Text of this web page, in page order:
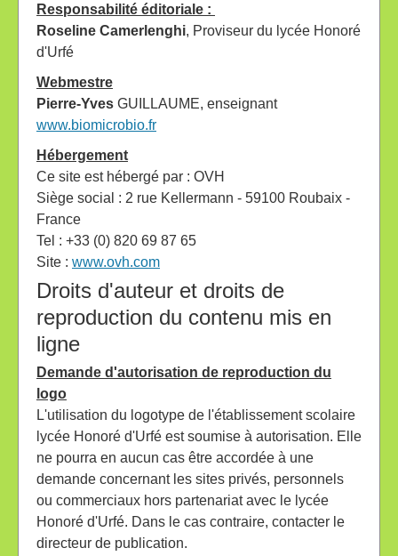
Responsabilité éditoriale :
Roseline Camerlenghi, Proviseur du lycée Honoré
d'Urfé
Webmestre
Pierre-Yves GUILLAUME, enseignant
www.biomicrobio.fr
Hébergement
Ce site est hébergé par : OVH
Siège social : 2 rue Kellermann - 59100 Roubaix -
France
Tel : +33 (0) 820 69 87 65
Site : www.ovh.com
Droits d'auteur et droits de
reproduction du contenu mis en
ligne
Demande d'autorisation de reproduction du
logo
L'utilisation du logotype de l'établissement scolaire
lycée Honoré d'Urfé est soumise à autorisation. Elle
ne pourra en aucun cas être accordée à une
demande concernant les sites privés, personnels
ou commerciaux hors partenariat avec le lycée
Honoré d'Urfé. Dans le cas contraire, contacter le
directeur de publication.